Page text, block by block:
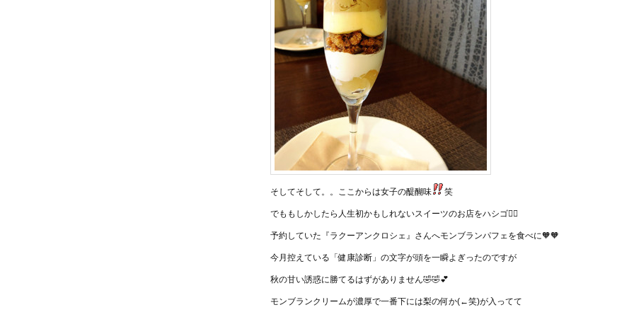
そしてそして。。ここからは女子の醍醐味 笑
でももしかしたら人生初かもしれないスイーツのお店をハシゴ👯‍♀️
予約していた『ラクーアンクロシェ』さんへモンブランパフェを食べに🧡🧡
今月控えている「健康診断」の文字が頭を一瞬よぎったのですが
秋の甘い誘惑に勝てるはずがありません🤣🤣💕
モンブランクリームが濃厚で一番下には梨の何か(←笑)が入ってて